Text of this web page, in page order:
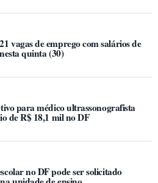
vagas de emprego com salários de
quinta (30)
para médico ultrassonografista
de R$ 18,1 mil no DF
no DF pode ser solicitado